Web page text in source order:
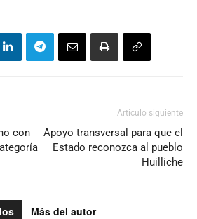
con
Artículo siguiente
Apoyo transversal para que el
Estado reconozca al pueblo
Huilliche
Más del autor